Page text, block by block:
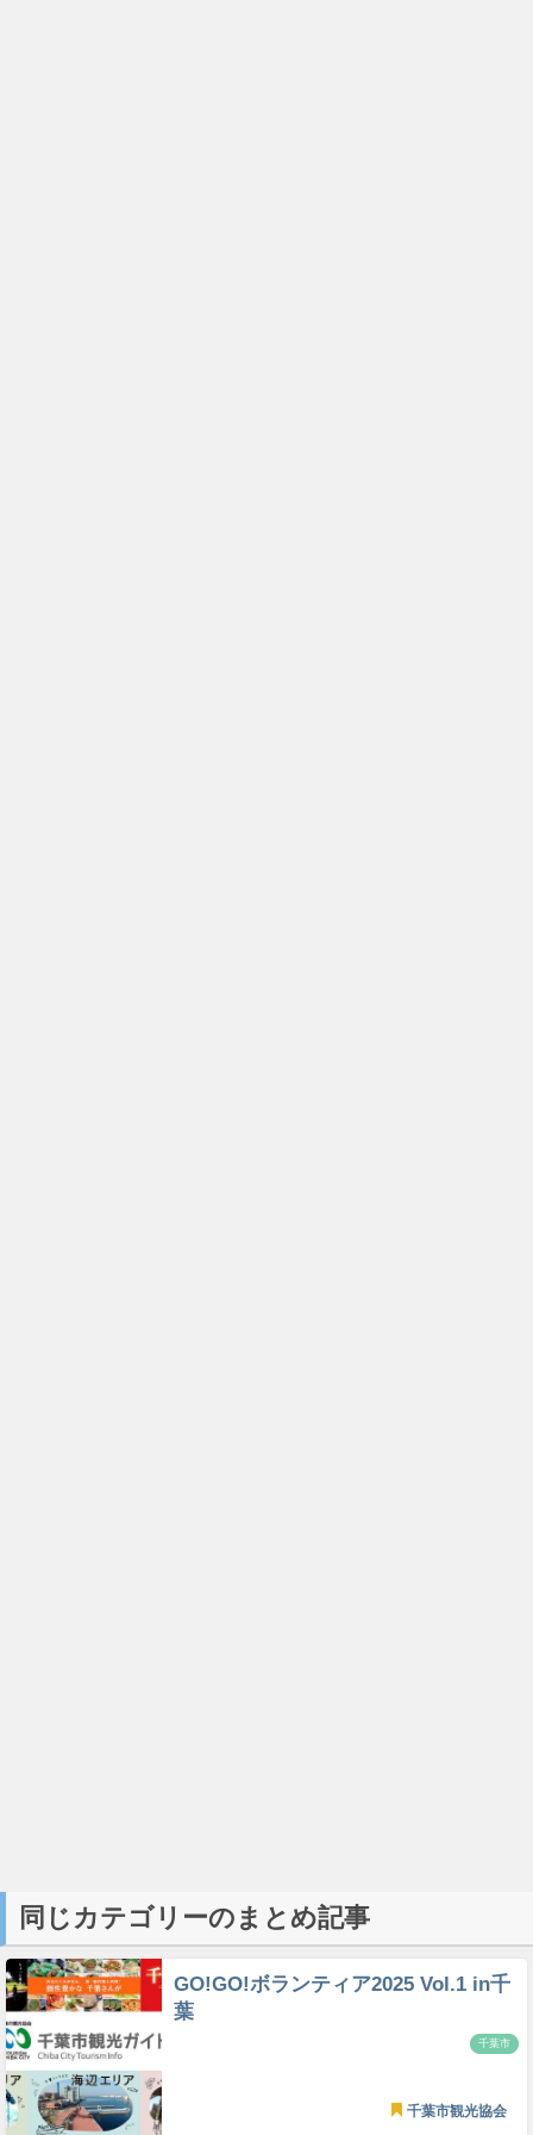
同じカテゴリーのまとめ記事
GO!GO!ボランティア2025 Vol.1 in千
葉
千葉市
千葉市観光協会